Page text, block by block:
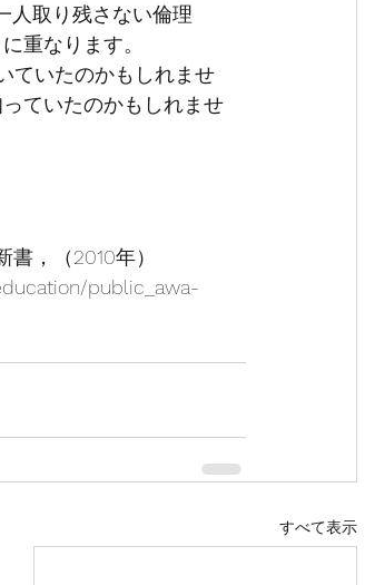
人取り残さない倫理
重なります。
ていたのかもしれませ
ていたのかもしれませ
，（2010年）
public_awa-
すべて表示